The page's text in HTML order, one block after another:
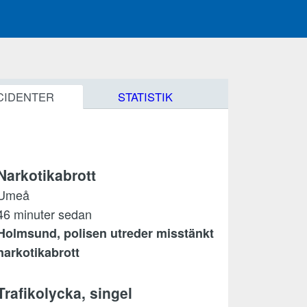
STATISTIK
minuter sedan
polisen utreder misstänkt
singel